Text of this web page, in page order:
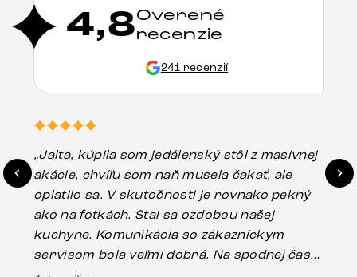
4,8Overené
recenzie
241 recenzií
„Jalta, kúpila som jedálenský stôl z masívnej
akácie, chvíľu som naň musela čakať, ale
oplatilo sa. V skutočnosti je rovnako pekný
ako na fotkách. Stal sa ozdobou našej
kuchyne. Komunikácia so zákazníckym
servisom bola veľmi dobrá. Na spodnej časti